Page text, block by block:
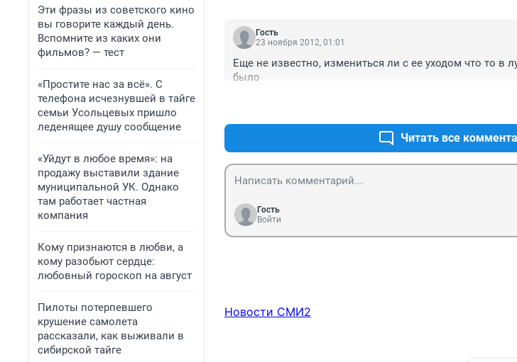
Эти фразы из советского кино
вы говорите каждый день.
Вспомните из каких они
фильмов? — тест
«Простите нас за всё». С
телефона исчезнувшей в тайге
семьи Усольцевых пришло
леденящее душу сообщение
«Уйдут в любое время»: на
продажу выставили здание
муниципальной УК. Однако
там работает частная
компания
Кому признаются в любви, а
кому разобьют сердце:
любовный гороскоп на август
Пилоты потерпевшего
крушение самолета
рассказали, как выживали в
сибирской тайге
Гость
23 ноября 2012, 01:01
Еще не известно, измениться ли с ее уходом что то в
было
Читать все
Гость
Войти
Новости СМИ2